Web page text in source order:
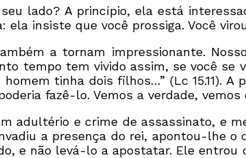
lado? A princípio, ela está
insiste que você prossiga. Você
a tornam impressionante.
tempo tem vivido assim, se você se
tinha dois filhos…” (Lc 15.11). A
fazê-lo. Vemos a verdade,
adultério e crime de assassinato, e
a presença do rei, apontou-lhe o
e não levá-lo a apostatar. Ele